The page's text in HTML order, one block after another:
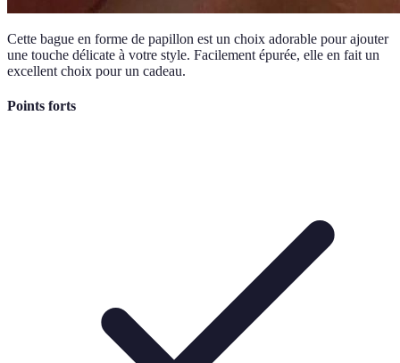
Cette bague en forme de papillon est un choix adorable pour ajouter
une touche délicate à votre style. Facilement épurée, elle en fait un
excellent choix pour un cadeau.
Points forts